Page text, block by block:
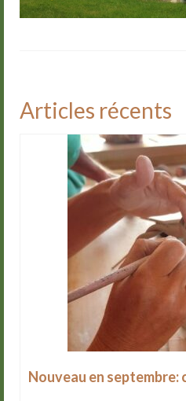
Articles récents
Nouveau en septembre: